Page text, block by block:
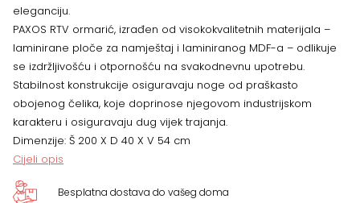
eleganciju.
PAXOS RTV ormarić, izrađen od visokokvalitetnih materijala –
laminirane ploče za namještaj i laminiranog MDF-a – odlikuje
se izdržljivošću i otpornošću na svakodnevnu upotrebu.
Stabilnost konstrukcije osiguravaju noge od praškasto
obojenog čelika, koje doprinose njegovom industrijskom
karakteru i osiguravaju dug vijek trajanja.
Dimenzije: Š 200 X D 40 X V 54 cm
Cijeli opis
Besplatna dostava do vašeg doma